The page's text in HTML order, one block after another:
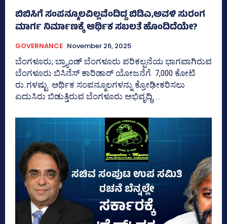
ಬಿಬಿಸಿಗೆ ಸಂಪನ್ಮೂಲವಿಲ್ಲವೆಂದಿದ್ದ ಬಿಡಿಎ,ಅವಳಿ ಸುರಂಗ
ಮಾರ್ಗ ನಿರ್ಮಾಣಕ್ಕೆ ಆರ್ಥಿಕ ಸಬಲತೆ ಹೊಂದಿದೆಯೇ?
GOVERNANCE November 26, 2025
ಬೆಂಗಳೂರು; ಬ್ರ್ಯಾಂಡ್‌ ಬೆಂಗಳೂರು ಪರಿಕಲ್ಪನೆಯ ಭಾಗವಾಗಿರುವ
ಬೆಂಗಳೂರು ಬಿಸಿನೆಸ್‌ ಕಾರಿಡಾರ್‌ ಯೋಜನೆಗೆ 7,000 ಕೋಟಿ
ರು.ಗಳಷ್ಟು ಆರ್ಥಿಕ ಸಂಪನ್ಮೂಲಗಳನ್ನು ಕ್ರೋಢೀಕರಿಸಲು
ಏದುಸಿರು ಬಿಡುತ್ತಿರುವ ಬೆಂಗಳೂರು ಅಭಿವೃದ್ಧಿ...